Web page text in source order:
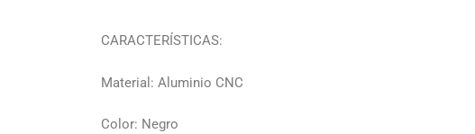
CARACTERÍSTICAS:
Material: Aluminio CNC
Color: Negro